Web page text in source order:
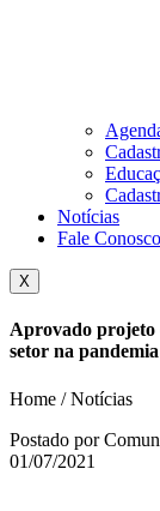
Notícias
Fale Conosco
X
Aprovado projeto
setor na pandemia
Home / Notícias
Postado por
01/07/2021